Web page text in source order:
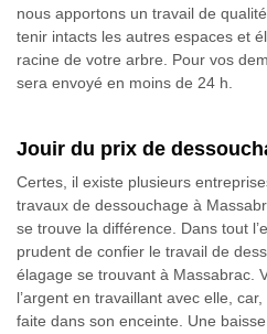
nous apportons un travail de
tenir intacts les autres espaces et
racine de votre arbre. Pour vos
sera envoyé en moins de 24 h.
Jouir du prix de
Certes, il existe plusieurs
travaux de dessouchage à
se trouve la différence. Dans tout
prudent de confier le travail de
élagage se trouvant à Massabrac.
l’argent en travaillant avec elle,
faite dans son enceinte. Une